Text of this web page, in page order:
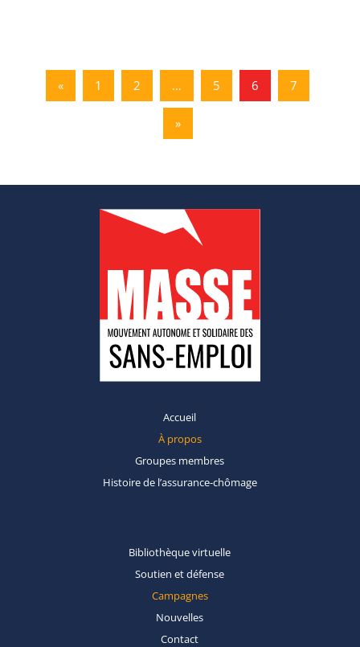
« 1 2 … 5 6 7
»
Accueil
À propos
Groupes membres
Histoire de l’assurance-chômage
Bibliothèquevirtuelle
Soutien etdéfense
Campagnes
Nouvelles
Contact